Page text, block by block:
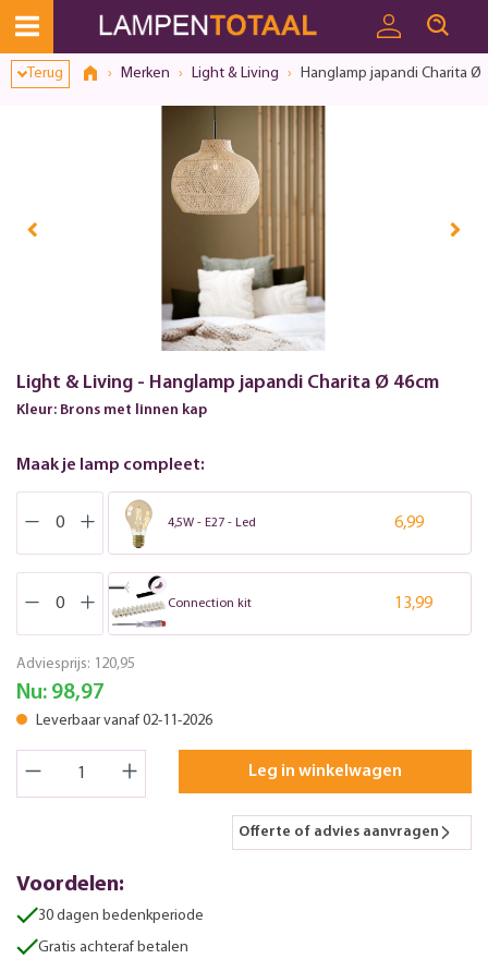
Terug Merken Light & Living Hanglamp japandi Charita Ø
Light & Living - Hanglamp japandi Charita Ø 46cm
Kleur: Brons met linnen kap
Maak je lamp compleet:
4,5W - E27 - Led 6,99
Connection kit 13,99
Adviesprijs: 120,95
Nu: 98,97
Leverbaar vanaf 02-11-2026
Leg in winkelwagen
Offerte of advies aanvragen
Voordelen:
30 dagen bedenkperiode
Gratis achteraf betalen